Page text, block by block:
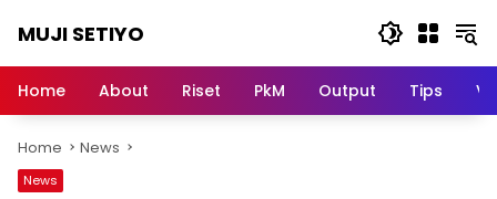
MUJI SETIYO
Bersama,
Home About Riset PkM Output Tips
Home News
News